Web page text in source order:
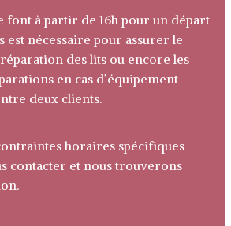
font à partir de 16h pour un départ
est nécessaire pour assurer le
des lits ou encore les
en cas d’équipement
deux clients.
horaires spécifiques
contacter et nous trouverons